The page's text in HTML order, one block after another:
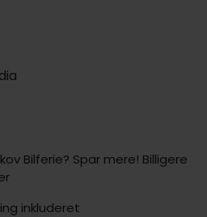
Bilferie? Spar mere! Billigere
inkluderet